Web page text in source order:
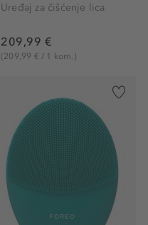
Uređaj za čišćenje lica
209,99 €
(209,99 € / 1 kom.)